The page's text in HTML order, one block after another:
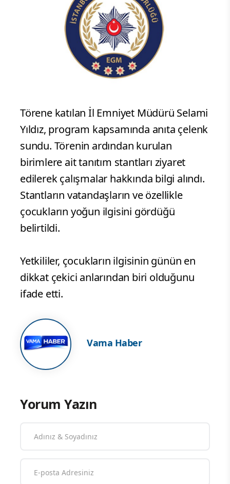
Törene katılan İl Emniyet Müdürü Selami
Yıldız, program kapsamında anıta çelenk
sundu. Törenin ardından kurulan
birimlere ait tanıtım stantları ziyaret
edilerek çalışmalar hakkında bilgi alındı.
Stantların vatandaşların ve özellikle
çocukların yoğun ilgisini gördüğü
belirtildi.
Yetkililer, çocukların ilgisinin günün en
dikkat çekici anlarından biri olduğunu
ifade etti.
Vama Haber
Yorum Yazın